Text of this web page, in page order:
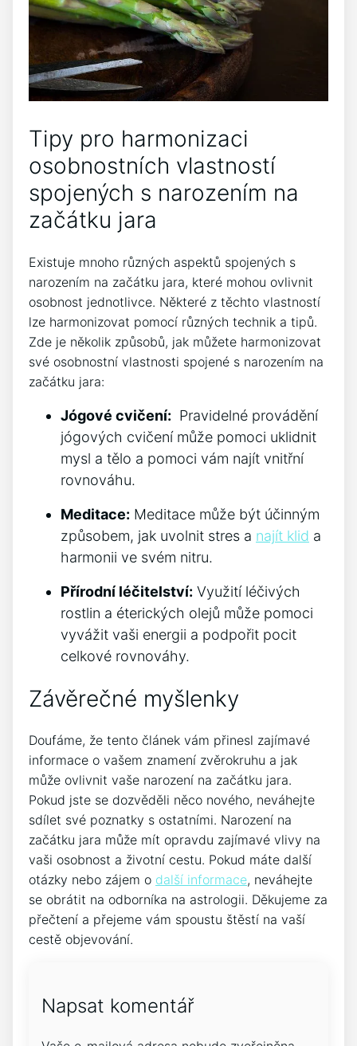
Tipy pro harmonizaci
osobnostních vlastností
⁣spojených s narozením na⁤
začátku jara
Existuje mnoho různých aspektů spojených⁣ s
narozením na začátku jara,⁤ které ⁤mohou ovlivnit
osobnost jednotlivce. Některé z ‍těchto vlastností
lze⁢ harmonizovat ⁢pomocí ⁤různých technik a tipů.
⁢Zde je ‌několik způsobů, jak můžete harmonizovat
své⁣ osobnostní vlastnosti spojené s narozením ⁤na
začátku jara:
Jógové‍ cvičení: ⁣ Pravidelné ​provádění
jógových cvičení může pomoci uklidnit
mysl a ⁢tělo a pomoci vám najít vnitřní
rovnováhu.
Meditace: Meditace může⁢ být účinným
způsobem, jak uvolnit stres ⁤a⁢ najít klid a
harmonii ve svém nitru.
Přírodní léčitelství: Využití léčivých
rostlin​ a éterických ⁣olejů může pomoci
vyvážit vaši energii a podpořit pocit
celkové rovnováhy.
Závěrečné ‍myšlenky
Doufáme, že tento⁣ článek vám přinesl zajímavé
informace o vašem znamení⁢ zvěrokruhu a⁢ jak
může ovlivnit vaše narození na začátku jara. ​
Pokud ​jste⁢ se dozvěděli něco nového, neváhejte
sdílet své poznatky s ostatními. Narození na
začátku jara může mít opravdu zajímavé vlivy na
vaši osobnost a životní⁢ cestu. Pokud⁣ máte další
otázky ​nebo zájem⁤ o další informace, neváhejte
‌se obrátit na ‌odborníka⁤ na astrologii. Děkujeme za
přečtení a přejeme vám⁢ spoustu​ štěstí na vaší
cestě objevování.
Napsat komentář